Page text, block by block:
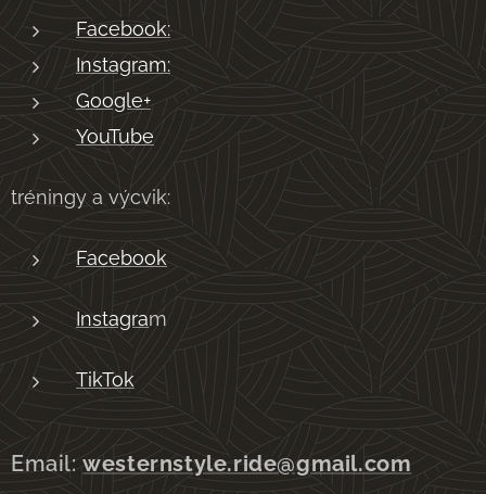
Facebook:
Instagram:
Google+
YouTube
tréningy a výcvik:
Facebook
Instagram
TikTok
Email:westernstyle.ride@gmail.com